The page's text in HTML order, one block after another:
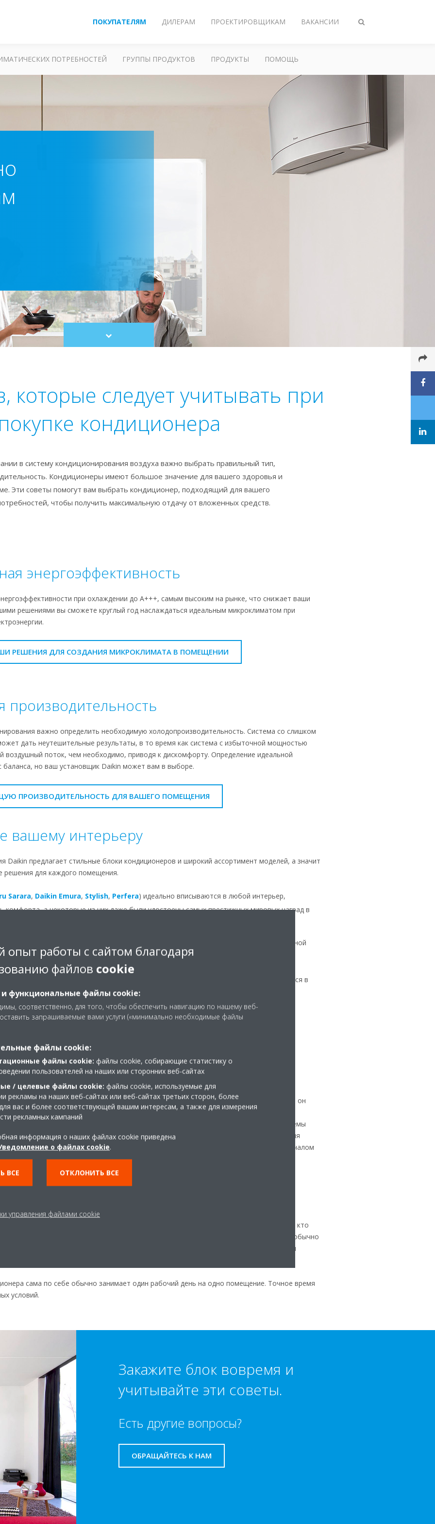
Переключить
ПОКУПАТЕЛЯМ ДИЛЕРАМ ПРОЕКТИРОВЩИКАМ ВАКАНСИИ
ПОТРЕБНОСТЕЙ ГРУППЫ ПРОДУКТОВ ПРОДУКТЫ ПОМОЩЬ
Scroll
to
которые следует учитывать при
покупке кондиционера
в систему кондиционирования воздуха важно выбрать правильный тип,
Кондиционеры имеют большое значение для вашего здоровья и
Эти советы помогут вам выбрать кондиционер, подходящий для вашего
чтобы получить максимальную отдачу от вложенных средств.
энергоэффективность
при охлаждении до A+++, самым высоким на рынке, что снижает ваши
решениями вы сможете круглый год наслаждаться идеальным микроклиматом при
РЕШЕНИЯ ДЛЯ СОЗДАНИЯ МИКРОКЛИМАТА В ПОМЕЩЕНИИ
производительность
важно определить необходимую холодопроизводительность. Система со слишком
дать неутешительные результаты, в то время как система с избыточной мощностью
воздушный поток, чем необходимо, приводя к дискомфорту. Определение идеальной
но ваш установщик Daikin может вам в выборе.
ПРОИЗВОДИТЕЛЬНОСТЬ ДЛЯ ВАШЕГО ПОМЕЩЕНИЯ
вашему интерьеру
Daikin предлагает стильные блоки кондиционеров и широкий ассортимент моделей, а значит
решения для каждого помещения.
Sarara, Daikin Emura, Stylish, Perfera) идеально вписываются в любой интерьер,
комфорта, а некоторые из них даже были удостоены самых престижных мировых наград в
) отлично помещаются под подоконником или в помещении с ограниченной
свой внутренний блок, можете выбрать
. Эта модель интегрируется в
так что видны только выпускные решетки.
о своем наружном блоке
наружным блоком многие обращают внимание только на внутренний блок, потому что он
наружного блока может быть даже более важным, поскольку может
на правильное функционирование всей системы. Наружный блок — это сердце системы
о нем нельзя забывать. Убедитесь в том, что входные и выходные отверстия для
другими посторонними предметами и загрязнителями. Осматривайте блок перед началом
обеспечить его оптимальную работу.
свой блок
заказать систему кондиционирования воздуха. Во-первых, вы не единственный, кто
быстро, и авторизованные установщики будут загружены заказами. Во-вторых, обычно
чем выбранный вами кондиционер будет доставлен вам. Период между заказом и
недель.
сама по себе обычно занимает один рабочий день на одно помещение. Точное время
условий.
Закажите блок вовремя и
учитывайте эти советы.
Есть другие вопросы?
ОБРАЩАЙТЕСЬ К НАМ
работы с сайтом благодаря
файлов cookie
функциональные файлы cookie:
соответственно, для того, чтобы обеспечить навигацию по нашему веб-
запрашиваемые вами услуги («минимально необходимые файлы
файлы cookie:
файлы cookie: файлы cookie, собирающие статистику о
пользователей на наших или сторонних веб-сайтах
/ целевые файлы cookie: файлы cookie, используемые для
рекламы на наших веб-сайтах или веб-сайтах третьих сторон, более
вас и более соответствующей вашим интересам, а также для измерения
рекламных кампаний
информация о наших файлах cookie приведена
о файлах cookie.
ВСЕ ОТКЛОНИТЬ ВСЕ
управления файлами cookie